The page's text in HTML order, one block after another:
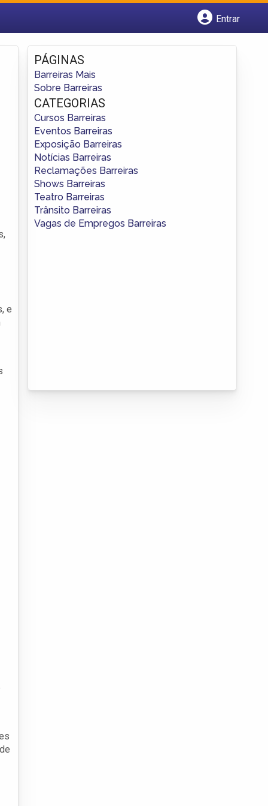
Entrar
Fazer login
Criar conta
e
PÁGINAS
Barreiras Mais
Sobre Barreiras
CATEGORIAS
Cursos Barreiras
Eventos Barreiras
Exposição Barreiras
Notícias Barreiras
Reclamações Barreiras
Shows Barreiras
Teatro Barreiras
Trânsito Barreiras
Vagas de Empregos Barreiras